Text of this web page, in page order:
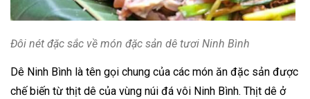
Đôi nét đặc sắc về món đặc sản dê tươi Ninh Bình
Dê Ninh Bình là tên gọi chung của các món ăn đặc sản được
chế biến từ thịt dê của vùng núi đá vôi Ninh Bình. Thịt dê ở